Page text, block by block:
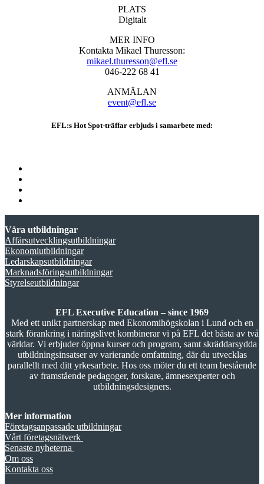
PLATS
Digitalt
MER INFO
Kontakta Mikael Thuresson:
mikael.thuresson@efl.se
046-222 68 41
ANMÄLAN
event@efl.se
EFL:s Hot Spot-träffar erbjuds i samarbete med:
Våra utbildningar
Affärsutvecklingsutbildningar
Ekonomiutbildningar
Ledarskapsutbildningar
Marknadsföringsutbildningar
Styrelseutbildningar
EFL Executive Education – since 1969
Med ett unikt partnerskap med Ekonomihögskolan i Lund och en
stark förankring i näringslivet kombinerar vi på EFL det bästa av två
världar. Vi erbjuder öppna kurser och program, samt skräddarsydda
utbildningsinsatser av varierande omfattning, där du utvecklas
parallellt med ditt yrkesarbete. Hos oss möter du ett team bestående
av framstående pedagoger, forskare, ämnesexperter och
utbildningsdesigners.
Mer information
Företagsanpassade utbildningar
Vårt företagsnätverk
Senaste nyheterna
Om oss
Kontakta oss